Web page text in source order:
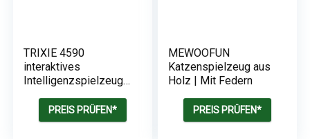
TRIXIE 4590
interaktives
Intelligenzspielzeug
Activity Strategie-
Spiel Fun Board | 30 ×
PREIS PRÜFEN*
MEWOOFUN
Katzenspielzeug aus
Holz | Mit Federn
PREIS PRÜFEN*